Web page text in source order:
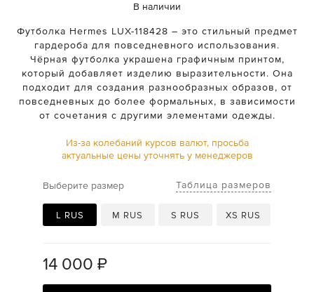
В наличии
Футболка Hermes LUX-118428 – это стильный предмет
гардероба для повседневного использования.
Чёрная футболка украшена графичным принтом,
который добавляет изделию выразительности. Она
подходит для создания разнообразных образов, от
повседневных до более формальных, в зависимости
от сочетания с другими элементами одежды.
Из-за колебаний курсов валют, просьба
актуальные цены уточнять у менеджеров
Выберите размер Таблица размеров
L RUS M RUS S RUS XS RUS
14 000 ₽